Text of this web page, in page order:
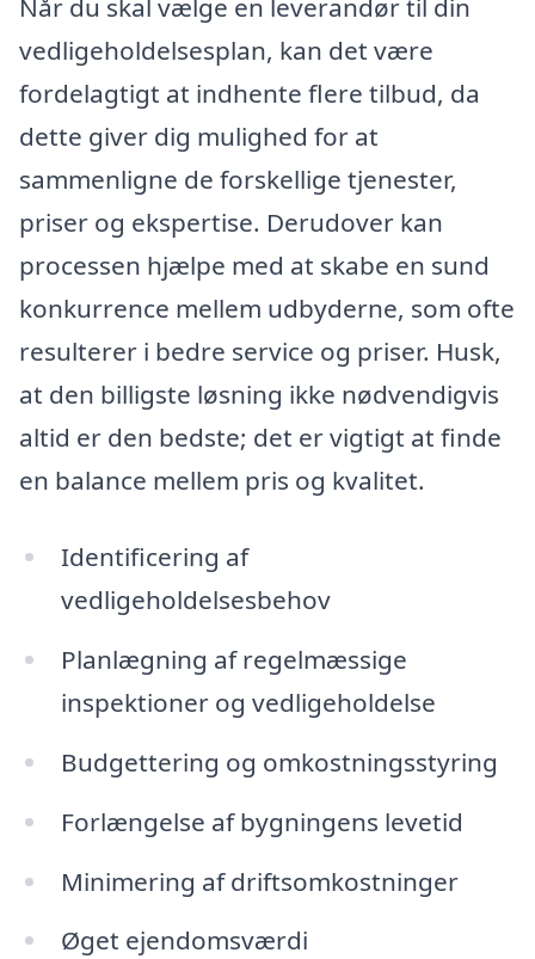
Når du skal vælge en leverandør til din
vedligeholdelsesplan, kan det være
fordelagtigt at indhente flere tilbud, da
dette giver dig mulighed for at
sammenligne de forskellige tjenester,
priser og ekspertise. Derudover kan
processen hjælpe med at skabe en sund
konkurrence mellem udbyderne, som ofte
resulterer i bedre service og priser. Husk,
at den billigste løsning ikke nødvendigvis
altid er den bedste; det er vigtigt at finde
en balance mellem pris og kvalitet.
Identificering af
vedligeholdelsesbehov
Planlægning af regelmæssige
inspektioner og vedligeholdelse
Budgettering og omkostningsstyring
Forlængelse af bygningens levetid
Minimering af driftsomkostninger
Øget ejendomsværdi